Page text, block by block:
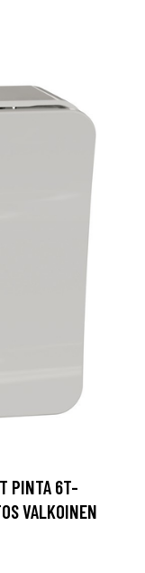
PINTA 6T-
VALKOINEN